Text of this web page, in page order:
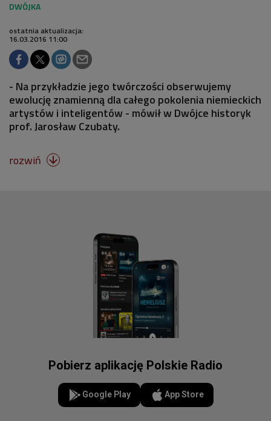
ostatnia aktualizacja:
16.03.2016 11:00
- Na przykładzie jego twórczości obserwujemy
ewolucję znamienną dla całego pokolenia niemieckich
artystów i inteligentów - mówił w Dwójce historyk
prof. Jarosław Czubaty.
rozwiń 
Pobierz aplikację Polskie Radio
Google Play App Store